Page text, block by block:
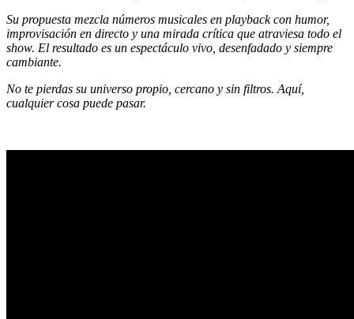
Su propuesta mezcla números musicales en playback con humor,
improvisación en directo y una mirada crítica que atraviesa todo el
show. El resultado es un espectáculo vivo, desenfadado y siempre
cambiante.
No te pierdas su universo propio, cercano y sin filtros. Aquí,
cualquier cosa puede pasar.